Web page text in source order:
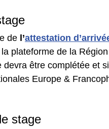
de l’attestation
plateforme de la
être complétée et
Europe &
stage